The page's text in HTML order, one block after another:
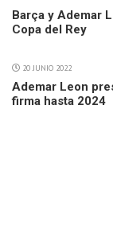
Barça y Ademar
Copa del Rey
20 JUNIO 2022
Ademar Leon
firma hasta 2024